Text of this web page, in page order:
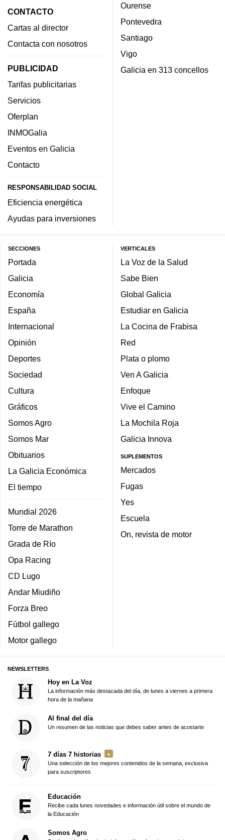
CONTACTO
Cartas al director
Contacta con nosotros
PUBLICIDAD
Tarifas publicitarias
Servicios
Oferplan
INMOGalia
Eventos en Galicia
Contacto
RESPONSABILIDAD SOCIAL
Eficiencia energética
Ayudas para inversiones
Ourense
Pontevedra
Santiago
Vigo
Galicia en 313 concellos
SECCIONES
Portada
Galicia
Economía
España
Internacional
Opinión
Deportes
Sociedad
Cultura
Gráficos
Somos Agro
Somos Mar
Obituarios
La Galicia Económica
El tiempo
Mundial 2026
Torre de Marathon
Grada de Río
Opa Racing
CD Lugo
Andar Miudiño
Forza Breo
Fútbol gallego
Motor gallego
VERTICALES
La Voz de la Salud
Sabe Bien
Global Galicia
Estudiar en Galicia
La Cocina de Frabisa
Red
Plata o plomo
Ven A Galicia
Enfoque
Vive el Camino
La Mochila Roja
Galicia Innova
SUPLEMENTOS
Mercados
Fugas
Yes
Escuela
On, revista de motor
NEWSLETTERS
Hoy en La Voz
La información más destacada del día, de lunes a viernes a primera
hora de la mañana
Al final del día
Un resumen de las noticias que debes saber antes de acostarte
7 días 7 historias
Una selección de los mejores contenidos de la semana, exclusiva
para suscriptores
Educación
Recibe cada lunes novedades e información útil sobre el mundo de
la Educación
Somos Agro